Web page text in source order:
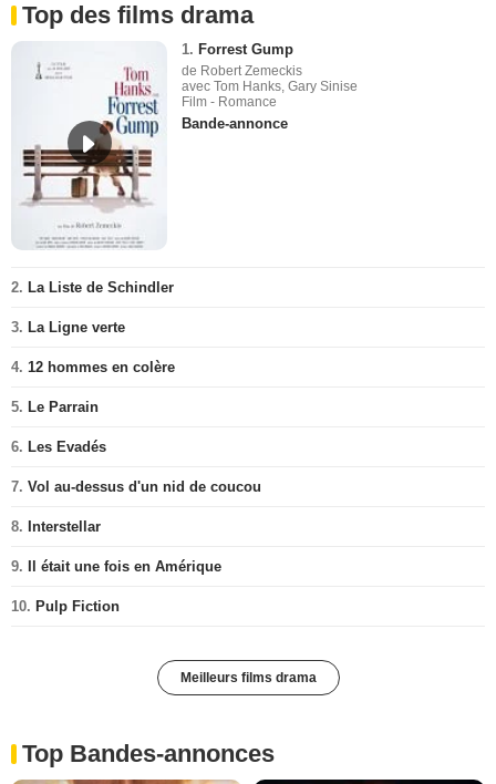
Top des films drama
1. Forrest Gump
de Robert Zemeckis
avec Tom Hanks, Gary Sinise
Film - Romance
Bande-annonce
2. La Liste de Schindler
3. La Ligne verte
4. 12 hommes en colère
5. Le Parrain
6. Les Evadés
7. Vol au-dessus d'un nid de coucou
8. Interstellar
9. Il était une fois en Amérique
10. Pulp Fiction
Meilleurs films drama
Top Bandes-annonces